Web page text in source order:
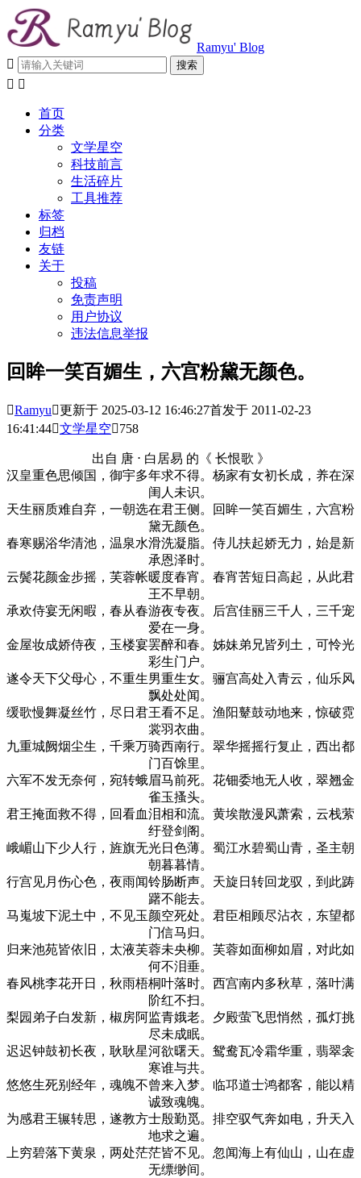
Ramyu' Blog

 
首页
分类
文学星空
科技前言
生活碎片
工具推荐
标签
归档
友链
关于
投稿
免责声明
用户协议
违法信息举报
回眸一笑百媚生，六宫粉黛无颜色。
Ramyu更新于 2025-03-12 16:46:27首发于 2011-02-23
16:41:44文学星空758
出自 唐 ⋅ 白居易 的《 长恨歌 》
汉皇重色思倾国，御宇多年求不得。杨家有女初长成，养在深
闺人未识。
天生丽质难自弃，一朝选在君王侧。回眸一笑百媚生，六宫粉
黛无颜色。
春寒赐浴华清池，温泉水滑洗凝脂。侍儿扶起娇无力，始是新
承恩泽时。
云鬓花颜金步摇，芙蓉帐暖度春宵。春宵苦短日高起，从此君
王不早朝。
承欢侍宴无闲暇，春从春游夜专夜。后宫佳丽三千人，三千宠
爱在一身。
金屋妆成娇侍夜，玉楼宴罢醉和春。姊妹弟兄皆列土，可怜光
彩生门户。
遂令天下父母心，不重生男重生女。骊宫高处入青云，仙乐风
飘处处闻。
缓歌慢舞凝丝竹，尽日君王看不足。渔阳鼙鼓动地来，惊破霓
裳羽衣曲。
九重城阙烟尘生，千乘万骑西南行。翠华摇摇行复止，西出都
门百馀里。
六军不发无奈何，宛转蛾眉马前死。花钿委地无人收，翠翘金
雀玉搔头。
君王掩面救不得，回看血泪相和流。黄埃散漫风萧索，云栈萦
纡登剑阁。
峨嵋山下少人行，旌旗无光日色薄。蜀江水碧蜀山青，圣主朝
朝暮暮情。
行宫见月伤心色，夜雨闻铃肠断声。天旋日转回龙驭，到此踌
躇不能去。
马嵬坡下泥土中，不见玉颜空死处。君臣相顾尽沾衣，东望都
门信马归。
归来池苑皆依旧，太液芙蓉未央柳。芙蓉如面柳如眉，对此如
何不泪垂。
春风桃李花开日，秋雨梧桐叶落时。西宫南内多秋草，落叶满
阶红不扫。
梨园弟子白发新，椒房阿监青娥老。夕殿萤飞思悄然，孤灯挑
尽未成眠。
迟迟钟鼓初长夜，耿耿星河欲曙天。鸳鸯瓦冷霜华重，翡翠衾
寒谁与共。
悠悠生死别经年，魂魄不曾来入梦。临邛道士鸿都客，能以精
诚致魂魄。
为感君王辗转思，遂教方士殷勤觅。排空驭气奔如电，升天入
地求之遍。
上穷碧落下黄泉，两处茫茫皆不见。忽闻海上有仙山，山在虚
无缥缈间。